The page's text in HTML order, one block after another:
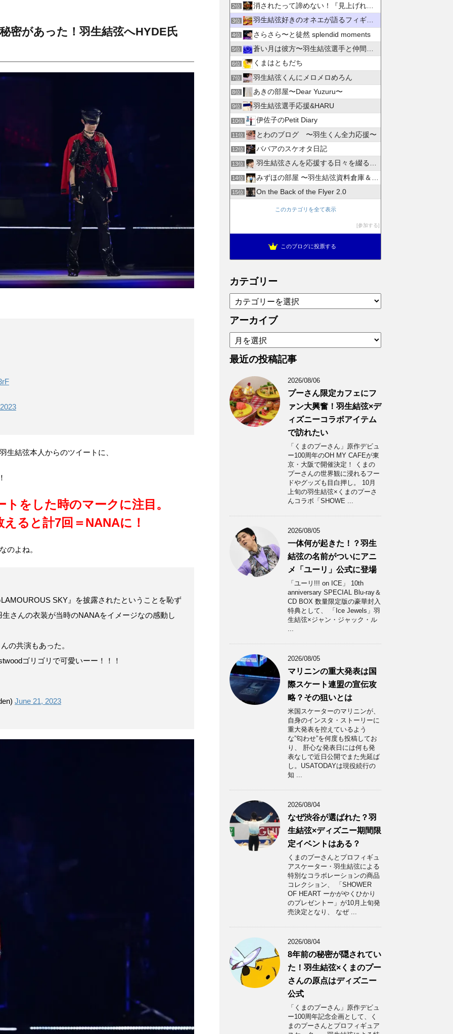
密があった！羽生結弦へHYDE氏
生結弦本人からのツイートに、
をした時のマークに注目。
ると計7回＝NANAに！
のよね。
SKY』を披露されたということを恥ず
さんの衣装が当時のNANAをイメージなの感動し
の共演もあった。
ゴリゴリで可愛いーー！！！
June 21, 2023
2位 消されたって諦めない！『見上げれば、青空 』別館
3位 羽生結弦好きのオネエが語るフィギュアスケート
4位 さらさら〜と徒然 splendid moments
5位 蒼い月は彼方〜羽生結弦選手と仲間たちの日々を花束にして〜
6位 くまはともだち
7位 羽生結弦くんにメロメロめろん
8位 あきの部屋〜Dear Yuzuru〜
9位 羽生結弦選手応援&HARU
10位 伊佐子のPetit Diary
11位 とわのブログ 〜羽生くん全力応援〜
12位 ババアのスケオタ日記
13位 羽生結弦さんを応援する日々を綴るブログ
14位 みずほの部屋 〜羽生結弦資料倉庫＆徒然日記〜
15位 On the Back of the Flyer 2.0
このカテゴリを全て表示
参加する
このブログに投票する
カテゴリー
テ
ゴ
ー
アーカイブ
ア
ー
カ
最近の投稿記事
2026/08/06
プーさん限定カフェにフ
ァン大興奮！羽生結弦×デ
ィズニーコラボアイテム
で訪れたい
「くまのプーさん」原作デビュ
ー100周年のOH MY CAFEが東
京・大阪で開催決定！ くまの
プーさんの世界観に浸れるフー
ドやグッズも目白押し。 10月
上旬の羽生結弦×くまのプーさ
んコラボ「SHOWE ...
2026/08/05
一体何が起きた！？羽生
結弦の名前がついにアニ
メ「ユーリ」公式に登場
「ユーリ!!! on ICE」 10th
anniversary SPECIAL Blu-ray＆
CD BOX 数量限定版の豪華封入
特典として、 「Ice Jewels」羽
生結弦×ジャン・ジャック・ル
...
2026/08/05
マリニンの重大発表は国
際スケート連盟の宣伝攻
略？その狙いとは
米国スケーターのマリニンが、
自身のインスタ・ストーリーに
重大発表を控えているよう
な”匂わせ”を何度も投稿してお
り、 肝心な発表日には何も発
表なしで近日公開でまた先延ば
し。USATODAYは現役続行の
知 ...
2026/08/04
なぜ渋谷が選ばれた？羽
生結弦×ディズニー期間限
定イベントはある？
くまのプーさんとプロフィギュ
アスケーター・羽生結弦による
特別なコラボレーションの商品
コレクション、 「SHOWER
OF HEART ーかがやくひかり
のプレゼントー」が10月上旬発
売決定となり、 なぜ ...
2026/08/04
8年前の秘密が隠されてい
た！羽生結弦×くまのプー
さんの原点はディズニー
公式
「くまのプーさん」原作デビュ
ー100周年記念企画として、く
まのプーさんとプロフィギュア